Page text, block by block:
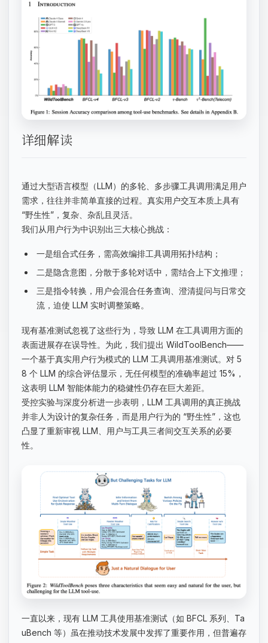
详细解读
通过大型语言模型（LLM）的多轮、多步骤工具调用满足用户
需求，往往并非简单直接的过程。真实用户交互本质上具有
“野生性”，复杂、杂乱且灵活。
我们从用户行为中识别出三大核心挑战：
一是组合式任务，需高效编排工具调用拓扑结构；
二是隐含意图，分散于多轮对话中，需结合上下文推理；
三是指令转换，用户会混合任务查询、澄清提问与日常交
流，迫使 LLM 实时调整策略。
现有基准测试忽视了这些行为，导致 LLM 在工具调用方面的
表面进展存在误导性。为此，我们提出 WildToolBench——
一个基于真实用户行为模式的 LLM 工具调用基准测试。对 5
8 个 LLM 的综合评估显示，无任何模型的准确率超过 15%，
这表明 LLM 智能体能力的稳健性仍存在巨大差距。
受控实验与深度分析进一步表明，LLM 工具调用的真正挑战
并非人为设计的复杂任务，而是用户行为的 “野生性”，这也
凸显了重新审视 LLM、用户与工具三者间交互关系的必要
性。
一直以来，现有 LLM 工具使用基准测试（如 BFCL 系列、Ta
uBench 等）虽在推动技术发展中发挥了重要作用，但普遍存